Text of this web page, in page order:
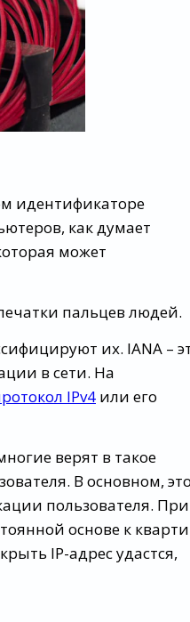
идентификаторе
как думает
может
пальцев людей.
их. IANA –
в сети. На
IPv4 или его
верят в такое
В основном,
пользователя.
основе к
IP-адрес удастся,